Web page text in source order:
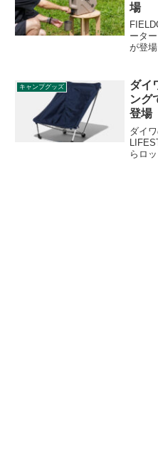
場
ータ
が登
ちろ
す。
キャンプグッズ
ダイ
ング
登場
ダイ
らロ